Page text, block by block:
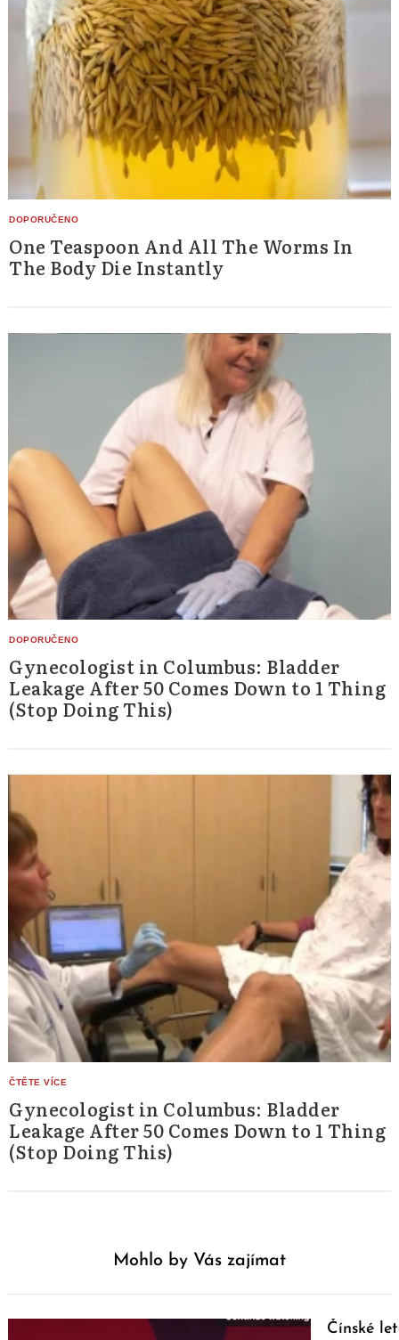
One Teaspoon And All The Worms In
The Body Die Instantly
Gynecologist in Columbus: Bladder
Leakage After 50 Comes Down to 1 Thing
(Stop Doing This)
Gynecologist in Columbus: Bladder
Leakage After 50 Comes Down to 1 Thing
(Stop Doing This)
Mohlo by Vás zajímat
Čínské